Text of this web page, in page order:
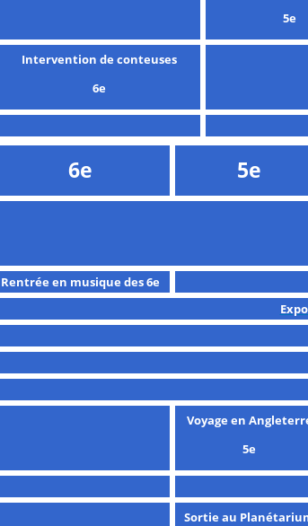
5e
Intervention de conteuses
6e
6e 5e
Rentrée en musique des 6e
Voyage en
5e
Sortie au